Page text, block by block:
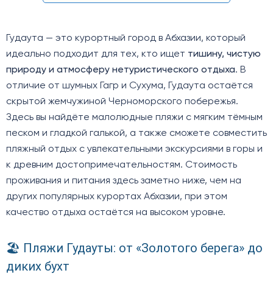
Гудаута — это курортный город в Абхазии, который
идеально подходит для тех, кто ищет тишину, чистую
природу и атмосферу нетуристического отдыха. В
отличие от шумных Гагр и Сухума, Гудаута остаётся
скрытой жемчужиной Черноморского побережья.
Здесь вы найдёте малолюдные пляжи с мягким тёмным
песком и гладкой галькой, а также сможете совместить
пляжный отдых с увлекательными экскурсиями в горы и
к древним достопримечательностям. Стоимость
проживания и питания здесь заметно ниже, чем на
других популярных курортах Абхазии, при этом
качество отдыха остаётся на высоком уровне.
🏖️ Пляжи Гудауты: от «Золотого берега» до
диких бухт